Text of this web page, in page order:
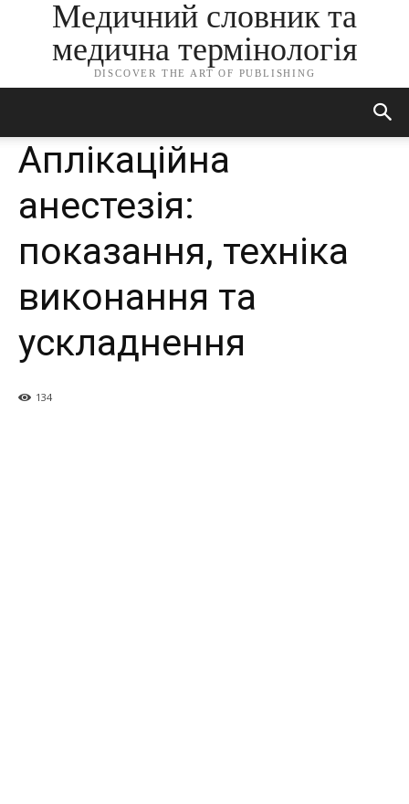
Медичний словник та
медична термінологія
DISCOVER THE ART OF PUBLISHING
Аплікаційна
анестезія:
показання, техніка
виконання та
ускладнення
134